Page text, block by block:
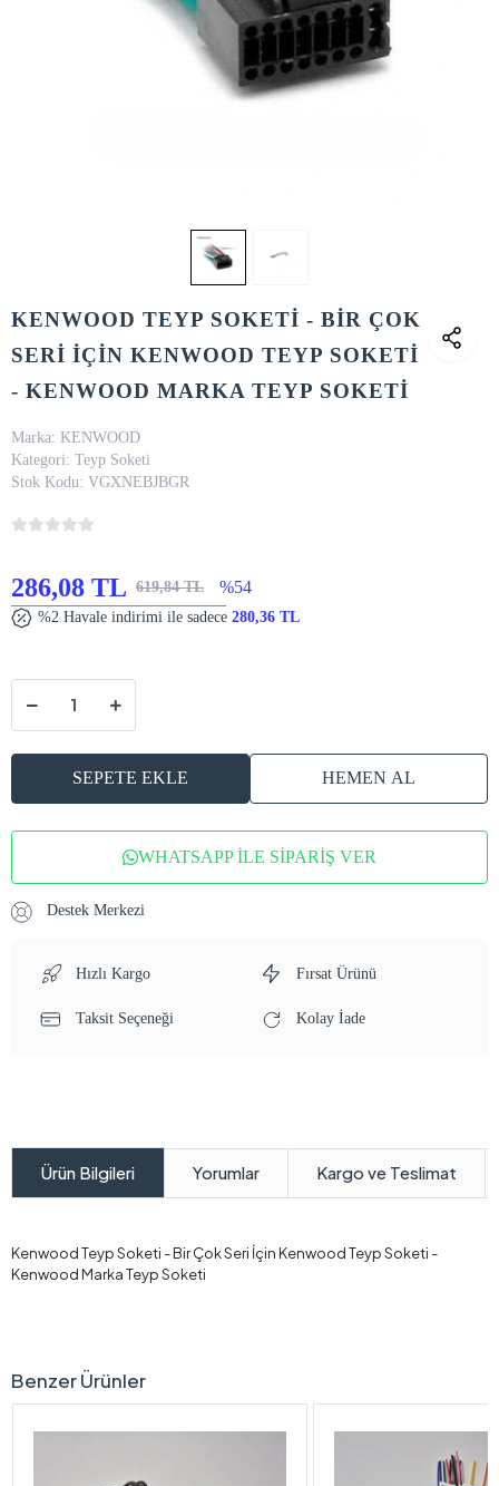
KENWOOD TEYP SOKETİ - BİR ÇOK
SERİ İÇİN KENWOOD TEYP SOKETİ
- KENWOOD MARKA TEYP SOKETİ
Marka: KENWOOD
Kategori: Teyp Soketi
Stok Kodu: VGXNEBJBGR
286,08 TL 619,84 TL %54
%2 Havale indirimi ile sadece 280,36 TL
SEPETE EKLE HEMEN AL
WHATSAPP İLE SİPARİŞ VER
Destek Merkezi
Hızlı Kargo Fırsat Ürünü
Taksit Seçeneği Kolay İade
Ürün Bilgileri Yorumlar Kargo ve Teslimat
Kenwood Teyp Soketi - Bir Çok Seri İçin Kenwood Teyp Soketi -
Kenwood Marka Teyp Soketi
Benzer Ürünler